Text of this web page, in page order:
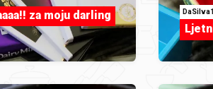
za moju darling
DaSilva1